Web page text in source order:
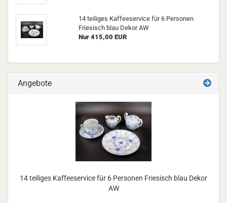
14 teiliges Kaffeeservice für 6 Personen
Friesisch blau Dekor AW
Nur 415,00 EUR
Angebote
14 teiliges Kaffeeservice für 6 Personen Friesisch blau Dekor
AW